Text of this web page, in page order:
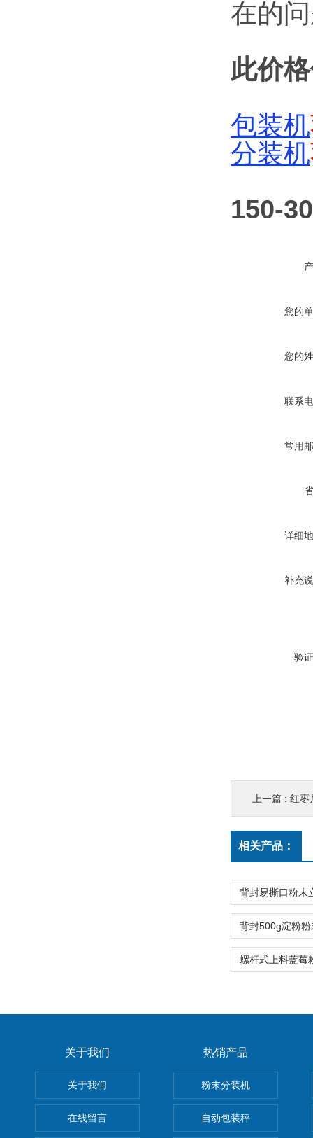
在的
此价
包装机
分装机
150-
您的
您的
联系
常用
详细
补充
验
上一篇 : 红枣
相关产品：
关于我们
关于我们
在线留言
热销产品
粉末分装机
自动包装秤